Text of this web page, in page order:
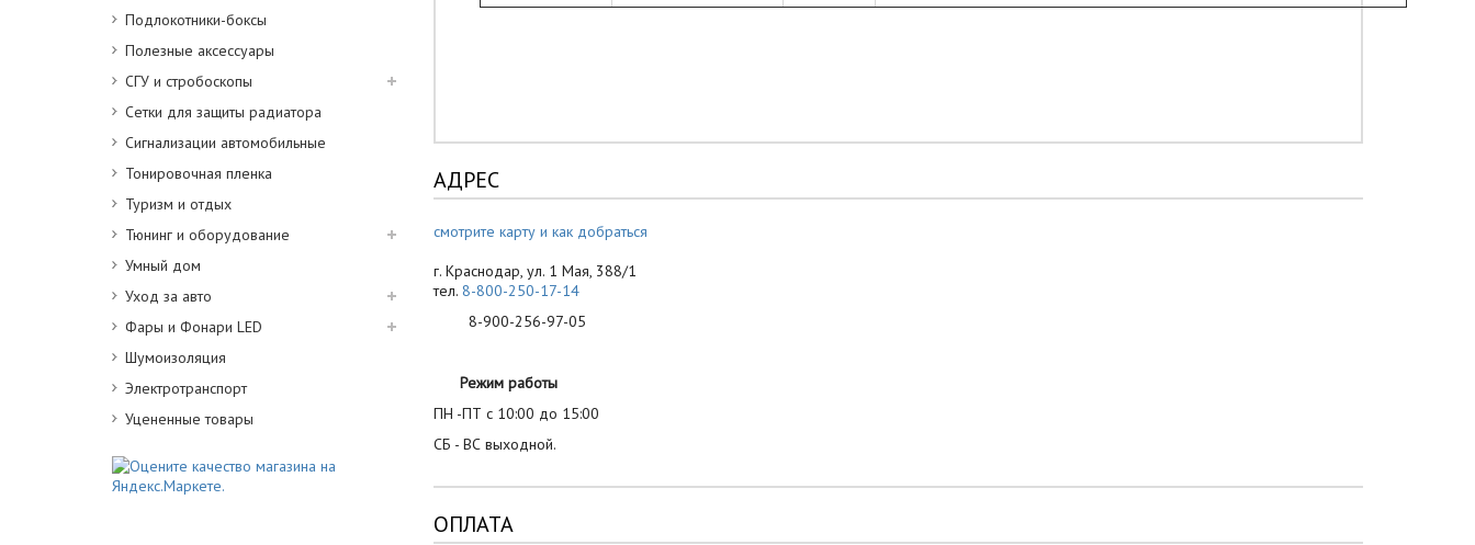
Подлокотники-боксы
Полезные аксессуары
СГУ и стробоскопы
Сетки для защиты радиатора
Сигнализации автомобильные
Тонировочная пленка
Туризм и отдых
Тюнинг и оборудование
Умный дом
Уход за авто
Фары и Фонари LED
Шумоизоляция
Электротранспорт
Уцененные товары
АДРЕС
смотрите карту и как добраться
г. Краснодар, ул. 1 Мая, 388/1
тел. 8-800-250-17-14
8-900-256-97-05
Режим работы
ПН -ПТ с 10:00 до 15:00
СБ - ВС выходной.
ОПЛАТА